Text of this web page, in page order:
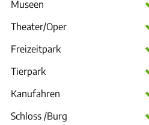
Museen
Theater/Oper
Freizeitpark
Tierpark
Kanufahren
Schloss /Burg